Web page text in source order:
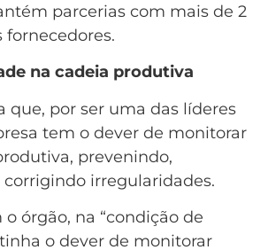
parcerias com mais de 2
na cadeia produtiva
que, por ser uma das líderes
tem o dever de monitorar
prevenindo,
irregularidades.
órgão, na “condição de
o dever de monitorar